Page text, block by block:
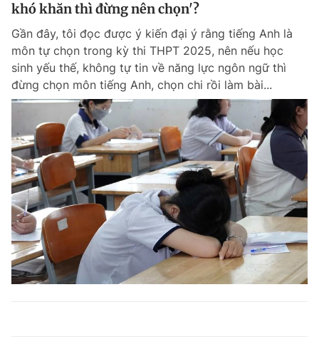
khó khăn thì đừng nên chọn'?
Gần đây, tôi đọc được ý kiến đại ý rằng tiếng Anh là
môn tự chọn trong kỳ thi THPT 2025, nên nếu học
sinh yếu thế, không tự tin về năng lực ngôn ngữ thì
đừng chọn môn tiếng Anh, chọn chi rồi làm bài...